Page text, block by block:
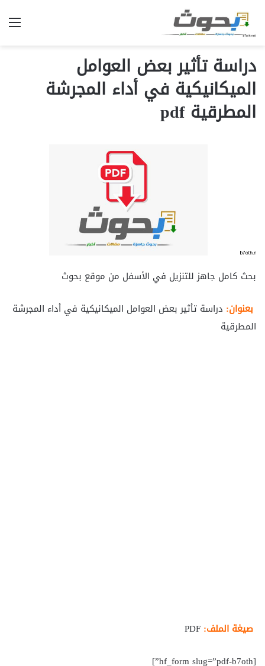
دراسة تأثير بعض العوامل
الميكانيكية في أداء المجرشة
المطرقية pdf
بحث كامل جاهز للتنزيل في الأسفل من موقع بحوث
بعنوان: دراسة تأثير بعض العوامل الميكانيكية في أداء المجرشة
المطرقية
صيغة الملف:
[hf_form slug=”pdf-b7oth”]